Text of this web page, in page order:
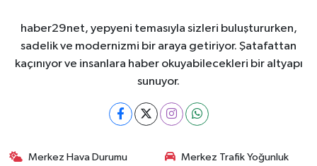
haber29net, yepyeni temasıyla sizleri buluştururken,
sadelik ve modernizmi bir araya getiriyor. Şatafattan
kaçınıyor ve insanlara haber okuyabilecekleri bir altyapı
sunuyor.
Merkez Hava Durumu
Merkez Trafik Yoğunluk